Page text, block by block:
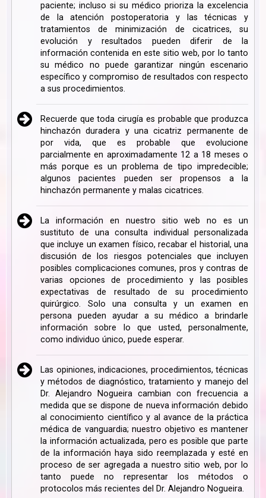
paciente; incluso si su médico prioriza la excelencia
de la atención postoperatoria y las técnicas y
tratamientos de minimización de cicatrices, su
evolución y resultados pueden diferir de la
información contenida en este sitio web, por lo tanto
su médico no puede garantizar ningún escenario
específico y compromiso de resultados con respecto
a sus procedimientos.
Recuerde que toda cirugía es probable que produzca
hinchazón duradera y una cicatriz permanente de
por vida, que es probable que evolucione
parcialmente en aproximadamente 12 a 18 meses o
más porque es un problema de tipo impredecible;
algunos pacientes pueden ser propensos a la
hinchazón permanente y malas cicatrices.
La información en nuestro sitio web no es un
sustituto de una consulta individual personalizada
que incluye un examen físico, recabar el historial, una
discusión de los riesgos potenciales que incluyen
posibles complicaciones comunes, pros y contras de
varias opciones de procedimiento y las posibles
expectativas de resultado de su procedimiento
quirúrgico. Solo una consulta y un examen en
persona pueden ayudar a su médico a brindarle
información sobre lo que usted, personalmente,
como individuo único, puede esperar.
Las opiniones, indicaciones, procedimientos, técnicas
y métodos de diagnóstico, tratamiento y manejo del
Dr. Alejandro Nogueira cambian con frecuencia a
medida que se dispone de nueva información debido
al conocimiento científico y al avance de la práctica
médica de vanguardia; nuestro objetivo es mantener
la información actualizada, pero es posible que parte
de la información haya sido reemplazada y esté en
proceso de ser agregada a nuestro sitio web, por lo
tanto puede no representar los métodos o
protocolos más recientes del Dr. Alejandro Nogueira.